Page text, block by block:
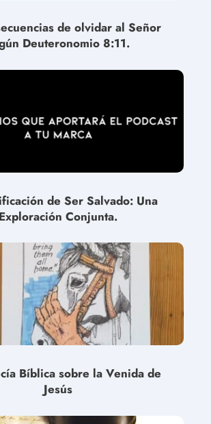
de olvidar al Señor
Deuteronomio 8:11.
de Ser Salvado: Una
Exploración Conjunta.
Bíblica sobre la Venida de
Jesús